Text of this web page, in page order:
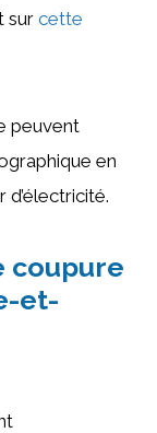
sur cette
peuvent
en
coupure
et-